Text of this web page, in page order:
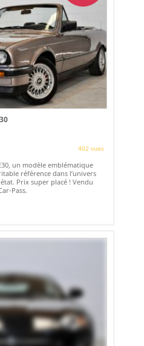
402 vues
un modèle emblématique
référence dans l’univers
Prix super placé ! Vendu
Pass.